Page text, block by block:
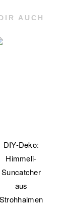
AUCH
DIY-Deko:
Himmeli-
Suncatcher
aus
Strohhalmen